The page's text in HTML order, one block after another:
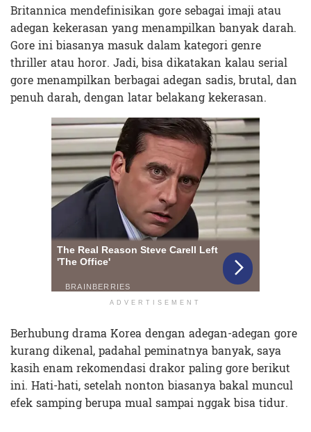
Britannica mendefinisikan gore sebagai imaji atau
adegan kekerasan yang menampilkan banyak darah.
Gore ini biasanya masuk dalam kategori genre
thriller atau horor. Jadi, bisa dikatakan kalau serial
gore menampilkan berbagai adegan sadis, brutal, dan
penuh darah, dengan latar belakang kekerasan.
ADVERTISEMENT
Berhubung drama Korea dengan adegan-adegan gore
kurang dikenal, padahal peminatnya banyak, saya
kasih enam rekomendasi drakor paling gore berikut
ini. Hati-hati, setelah nonton biasanya bakal muncul
efek samping berupa mual sampai nggak bisa tidur.